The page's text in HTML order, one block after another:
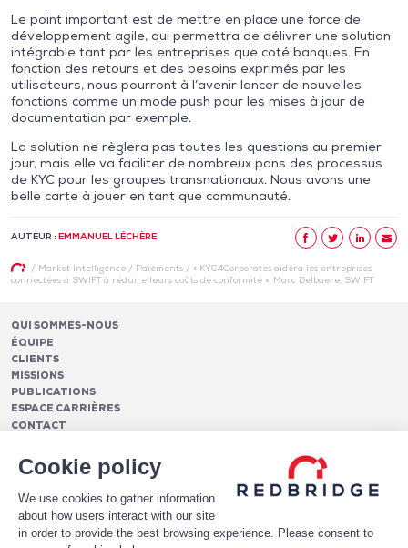
Cookie policy
We use cookies to gather information
about how users interact with our site
in order to provide the best browsing experience. Please consent to
Le point important est de mettre en place une force de
développement agile, qui permettra de délivrer une solution
intégrable tant par les entreprises que coté banques. En
fonction des retours et des besoins exprimés par les
utilisateurs, nous pourront à l’avenir lancer de nouvelles
fonctions comme un mode push pour les mises à jour de
documentation par exemple.
La solution ne règlera pas toutes les questions au premier
jour, mais elle va faciliter de nombreux pans des processus
de KYC pour les groupes transnationaux. Nous avons une
belle carte à jouer en tant que communauté.
AUTEUR : EMMANUEL LÉCHÈRE
/ Market Intelligence/ Paiements/ « KYC4Corporates aidera les entreprises
connectées à SWIFT à réduire leurs coûts de conformité », Marc Delbaere, SWIFT
QUI SOMMES-NOUS
ÉQUIPE
CLIENTS
MISSIONS
PUBLICATIONS
ESPACE CARRIÈRES
CONTACT
Pilotage des relations bancaires
Conseil en notation et optimisation du profil de crédit
Mise en place de financements
CASH MANAGEMENT ET TRÉSORERIE
Frais et services bancaires
Services de suivi et de reporting des frais bancaires
Monétique
PAIEMENTS
Analytics
LE LIVRE BLANC DE HAWKEYEBSB